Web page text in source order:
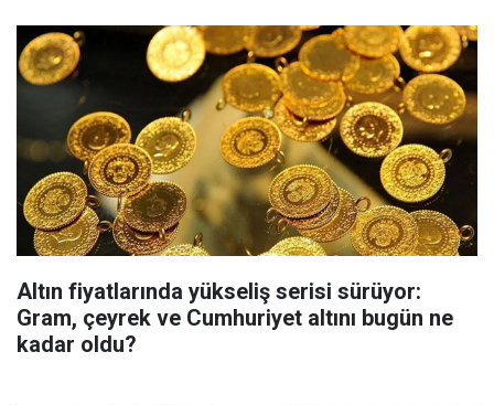
Altın fiyatlarında yükseliş serisi sürüyor:
Gram, çeyrek ve Cumhuriyet altını bugün ne
kadar oldu?